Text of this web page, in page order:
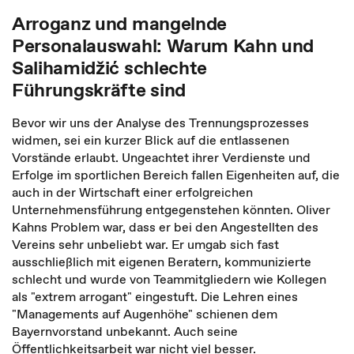
Arroganz und mangelnde
Personalauswahl: Warum Kahn und
Salihamidžić schlechte
Führungskräfte sind
Bevor wir uns der Analyse des Trennungsprozesses
widmen, sei ein kurzer Blick auf die entlassenen
Vorstände erlaubt. Ungeachtet ihrer Verdienste und
Erfolge im sportlichen Bereich fallen Eigenheiten auf, die
auch in der Wirtschaft einer erfolgreichen
Unternehmensführung entgegenstehen könnten. Oliver
Kahns Problem war, dass er bei den Angestellten des
Vereins sehr unbeliebt war. Er umgab sich fast
ausschließlich mit eigenen Beratern, kommunizierte
schlecht und wurde von Teammitgliedern wie Kollegen
als "extrem arrogant" eingestuft. Die Lehren eines
"Managements auf Augenhöhe" schienen dem
Bayernvorstand unbekannt. Auch seine
Öffentlichkeitsarbeit war nicht viel besser.